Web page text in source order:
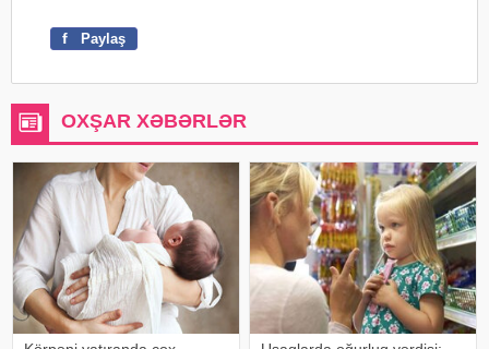
f Paylaş
OXŞAR XƏBƏRLƏR